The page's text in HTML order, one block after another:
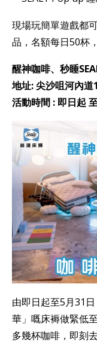
現場玩簡單遊戲都
品，名額每日50杯
醒神咖啡、秒睡
地址: 尖沙咀河內
活動時間 : 即日起
由即日起至5月31
華」嘅床褥做緊低
多幾杯咖啡，即刻